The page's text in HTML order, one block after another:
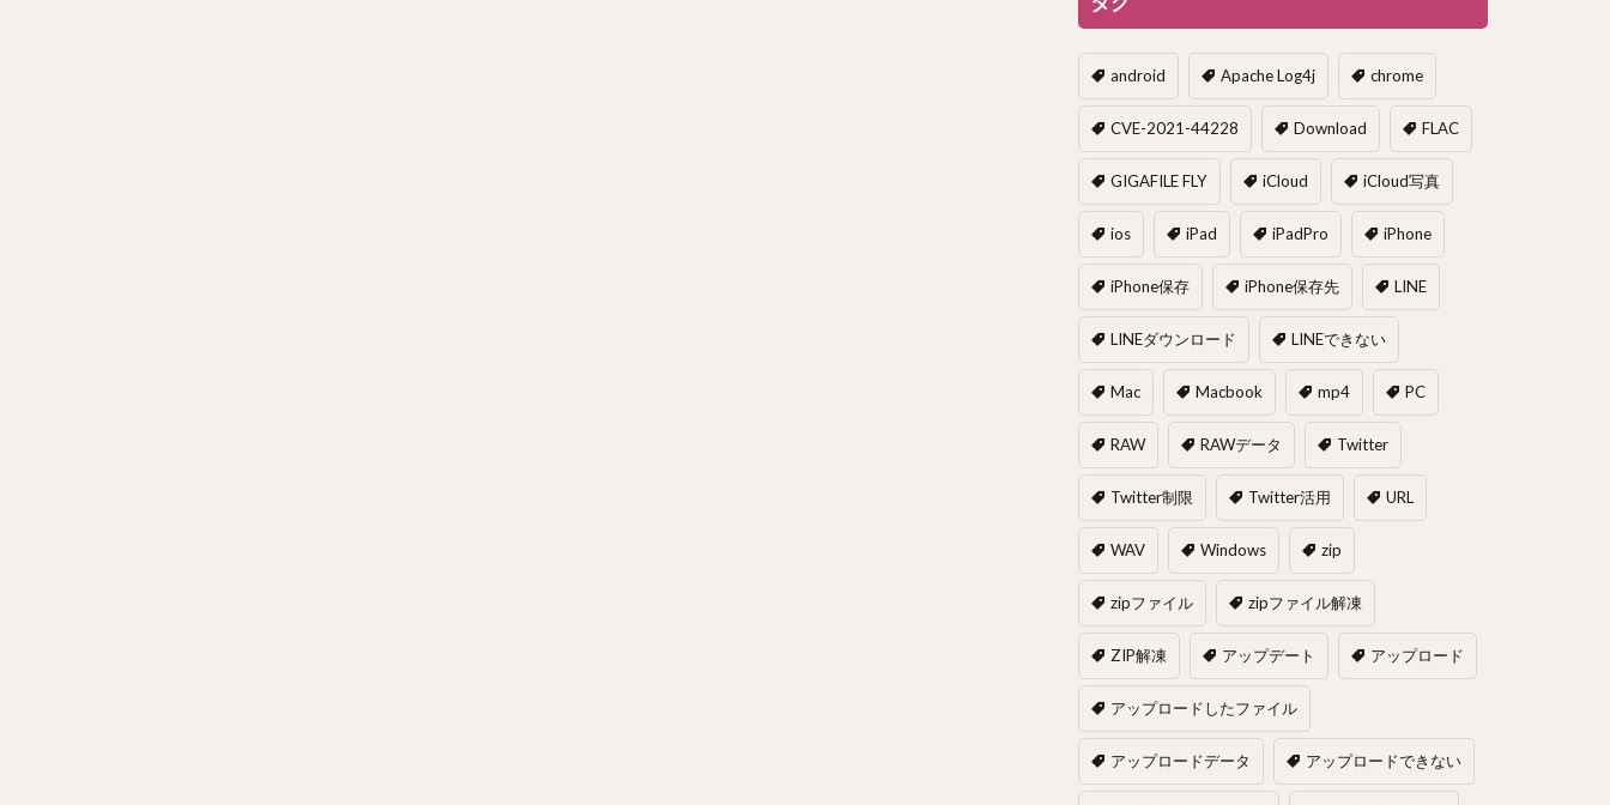
android Apache Log4j chrome
CVE-2021-44228 Download FLAC
GIGAFILE FLY iCloud iCloud写真
ios iPad iPadPro iPhone
iPhone保存 iPhone保存先 LINE
LINEダウンロード LINEできない
Mac Macbook mp4 PC
RAW RAWデータ Twitter
Twitter制限 Twitter活用 URL
WAV Windows zip
zipファイル zipファイル解凍
ZIP解凍 アップデート アップロード
アップロードしたファイル
アップロードデータ アップロードできない